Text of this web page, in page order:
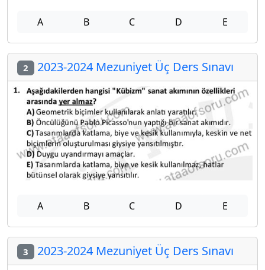
A B C D E
2 2023-2024 Mezuniyet Üç Ders Sınavı
A B C D E
3 2023-2024 Mezuniyet Üç Ders Sınavı